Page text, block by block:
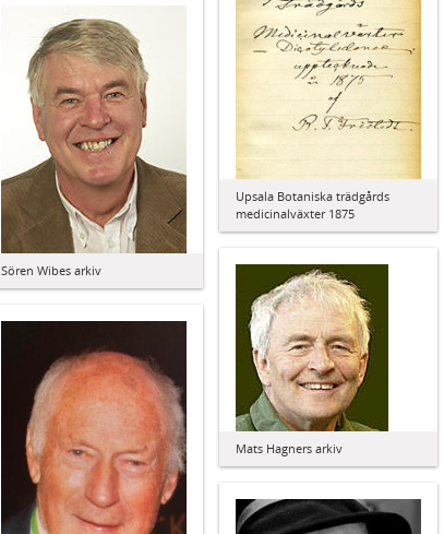
Upsala Botaniska trädgårds
medicinalväxter 1875
Sören Wibes arkiv
Mats Hagners arkiv